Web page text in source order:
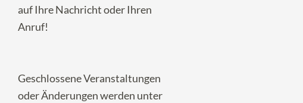
auf IhreNachrichtoder Ihren
Anruf!
Geschlossene Veranstaltungen
oder Änderungen werden unter